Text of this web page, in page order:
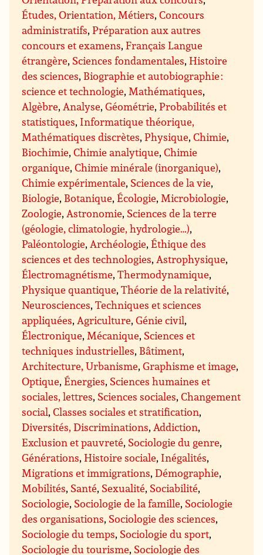
Études, Orientation, Métiers,Concours
administratifs,Préparation aux autres
concours et examens,Français Langue
étrangère, Sciences fondamentales,Histoire
des sciences, Biographie et autobiographie :
science et technologie, Mathématiques,
Algèbre, Analyse,Géométrie,Probabilités et
statistiques, Informatique théorique,
Mathématiques discrètes,Physique,Chimie,
Biochimie,Chimie analytique,Chimie
organique,Chimie minérale (inorganique),
Chimie expérimentale, Sciences de la vie,
Biologie, Botanique,Écologie, Microbiologie,
Zoologie, Astronomie, Sciences de la terre
(géologie, climatologie, hydrologie…),
Paléontologie, Archéologie,Éthique des
sciences et des technologies, Astrophysique,
Électromagnétisme,Thermodynamique,
Physique quantique,Théorie de la relativité,
Neurosciences,Techniques et sciences
appliquées, Agriculture,Génie civil,
Électronique, Mécanique, Sciences et
techniques industrielles, Bâtiment,
Architecture, Urbanisme,Graphisme et image,
Optique,Énergies, Sciences humaines et
sociales, lettres, Sciences sociales,Changement
social,Classes sociales et stratification,
Diversités, Discriminations, Addiction,
Exclusion et pauvreté, Sociologie du genre,
Générations,Histoire sociale, Inégalités,
Migrations et immigrations,Démographie,
Mobilités, Santé, Sexualité, Sociabilité,
Sociologie, Sociologie de la famille, Sociologie
des organisations, Sociologie des sciences,
Sociologie du temps, Sociologie du sport,
Sociologie du tourisme, Sociologie des